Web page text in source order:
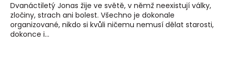
Dvanáctiletý Jonas žije ve světě, v němž neexistují války,
zločiny, strach ani bolest. Všechno je dokonale
organizované, nikdo si kvůli ničemu nemusí dělat starosti,
dokonce i...